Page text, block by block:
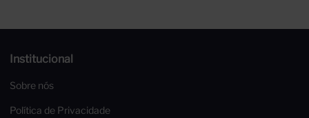
Institucional
Sobre nós
Política de Privacidade